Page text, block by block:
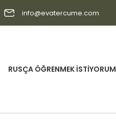
info@evatercume.com
RUSÇA ÖĞRENMEK İSTIYORUM